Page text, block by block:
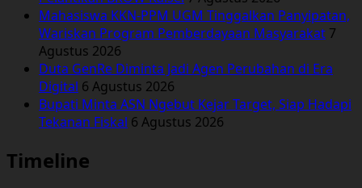
Mahasiswa KKN-PPM UGM Tinggalkan Panyipatan,
Wariskan Program Pemberdayaan Masyarakat 7
Agustus 2026
Duta GenRe Diminta Jadi Agen Perubahan di Era
Digital 6 Agustus 2026
Bupati Minta ASN Ngebut Kejar Target, Siap Hadapi
Tekanan Fiskal 6 Agustus 2026
Timeline